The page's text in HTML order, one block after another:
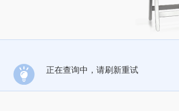
正在查询中，请刷新重试